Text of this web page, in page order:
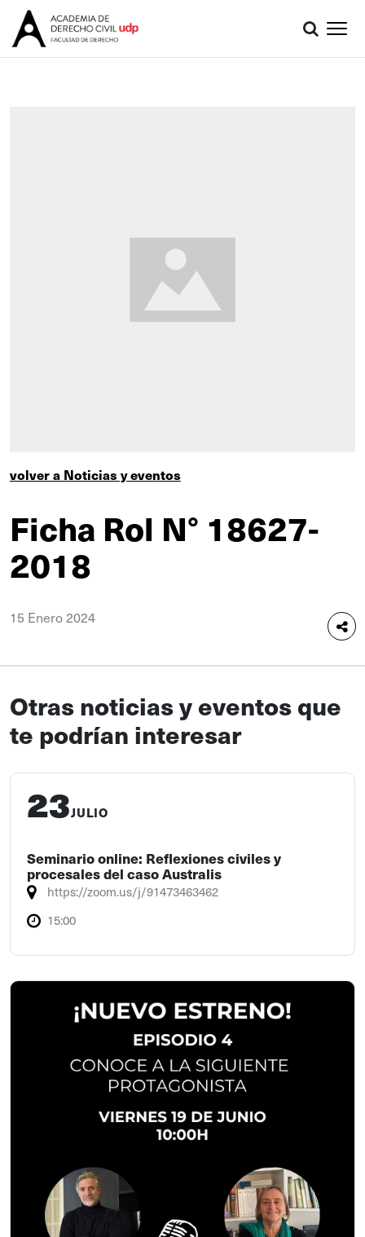
volver a Noticias y eventos
Ficha Rol N° 18627-
2018
15 Enero 2024
Otras noticias y eventos que
te podrían interesar
23JULIO
Seminario online: Reflexiones civiles y
procesales del caso Australis
https://zoom.us/j/91473463462
15:00